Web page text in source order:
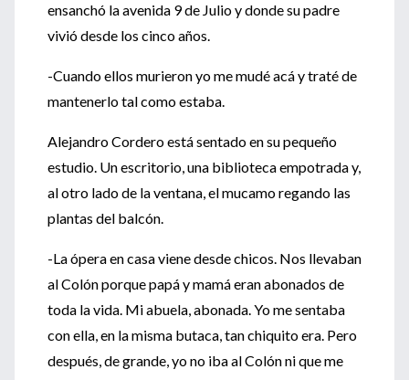
ensanchó la avenida 9 de Julio y donde su padre
vivió desde los cinco años.
-Cuando ellos murieron yo me mudé acá y traté de
mantenerlo tal como estaba.
Alejandro Cordero está sentado en su pequeño
estudio. Un escritorio, una biblioteca empotrada y,
al otro lado de la ventana, el mucamo regando las
plantas del balcón.
-La ópera en casa viene desde chicos. Nos llevaban
al Colón porque papá y mamá eran abonados de
toda la vida. Mi abuela, abonada. Yo me sentaba
con ella, en la misma butaca, tan chiquito era. Pero
después, de grande, yo no iba al Colón ni que me